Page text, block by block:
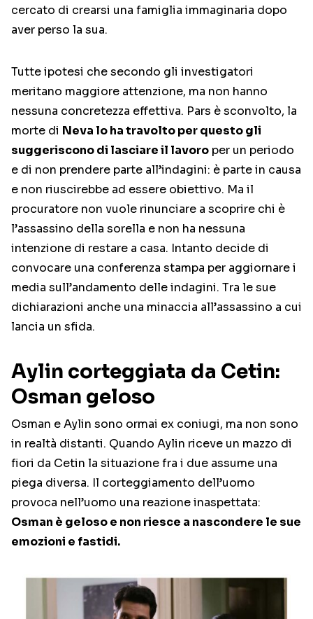
cercato di crearsi una famiglia immaginaria dopo
aver perso la sua.
Tutte ipotesi che secondo gli investigatori
meritano maggiore attenzione, ma non hanno
nessuna concretezza effettiva. Pars è sconvolto, la
morte di Neva lo ha travolto per questo gli
suggeriscono di lasciare il lavoro per un periodo
e di non prendere parte all’indagini: è parte in causa
e non riuscirebbe ad essere obiettivo. Ma il
procuratore non vuole rinunciare a scoprire chi è
l’assassino della sorella e non ha nessuna
intenzione di restare a casa. Intanto decide di
convocare una conferenza stampa per aggiornare i
media sull’andamento delle indagini. Tra le sue
dichiarazioni anche una minaccia all’assassino a cui
lancia un sfida.
Aylin corteggiata da Cetin:
Osman geloso
Osman e Aylin sono ormai ex coniugi, ma non sono
in realtà distanti. Quando Aylin riceve un mazzo di
fiori da Cetin la situazione fra i due assume una
piega diversa. Il corteggiamento dell’uomo
provoca nell’uomo una reazione inaspettata:
Osman è geloso e non riesce a nascondere le sue
emozioni e fastidi.